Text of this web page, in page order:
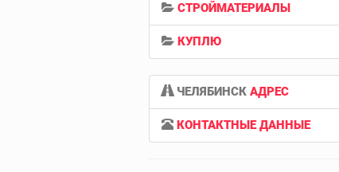
СТРОЙМАТЕРИАЛЫ
КУПЛЮ
ЧЕЛЯБИНСК АДРЕС
КОНТАКТНЫЕ ДАННЫЕ